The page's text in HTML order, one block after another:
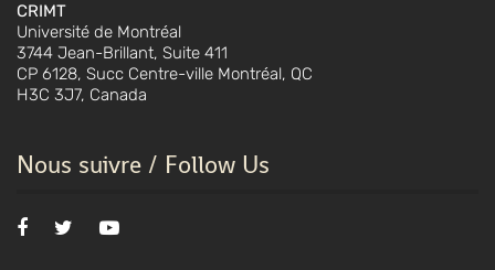
CRIMT
Université de Montréal
3744 Jean-Brillant, Suite 411
CP 6128, Succ Centre-ville Montréal, QC
H3C 3J7, Canada
Nous suivre / Follow Us